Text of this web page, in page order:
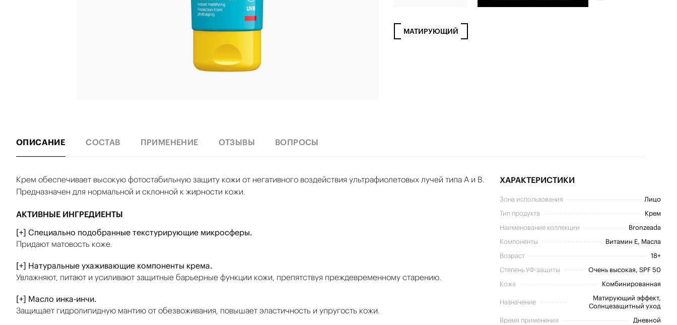
МАТИРУЮЩИЙ
ОПИСАНИЕ СОСТАВ ПРИМЕНЕНИЕ ОТЗЫВЫ ВОПРОСЫ
Крем обеспечивает высокую фотостабильную защиту кожи от негативного воздействия ультрафиолетовых лучей типа А и В.
Предназначен для нормальной и склонной к жирности кожи.
АКТИВНЫЕ ИНГРЕДИЕНТЫ
[+] Специально подобранные текстурирующие микросферы.
Придают матовость коже.
[+] Натуральные ухаживающие компоненты крема.
Увлажняют, питают и усиливают защитные барьерные функции кожи, препятствуя преждевременному старению.
[+] Масло инка-инчи.
Защищает гидролипидную мантию от обезвоживания, повышает эластичность и упругость кожи.
ХАРАКТЕРИСТИКИ
Зона использования
Лицо
Тип продукта
Крем
Наименование коллекции
Bronzeada
Компоненты
Витамин E, Масла
Возраст
18+
Степень УФ-защиты
Очень высокая, SPF 50
Кожа
Комбинированная
Назначение
Матирующий эффект,
Солнцезащитный уход
Время применения
Дневной